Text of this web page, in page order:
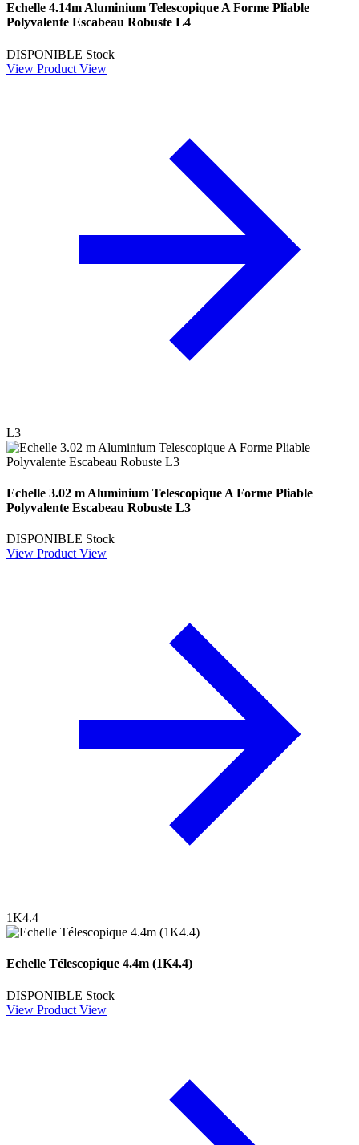
Echelle 4.14m Aluminium Telescopique A Forme Pliable
Polyvalente Escabeau Robuste L4
DISPONIBLE Stock
View Product View
L3
Echelle 3.02 m Aluminium Telescopique A Forme Pliable
Polyvalente Escabeau Robuste L3
DISPONIBLE Stock
View Product View
1K4.4
Echelle Télescopique 4.4m (1K4.4)
DISPONIBLE Stock
View Product View